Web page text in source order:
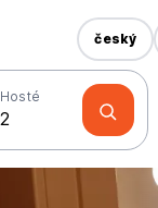
Hosté
český